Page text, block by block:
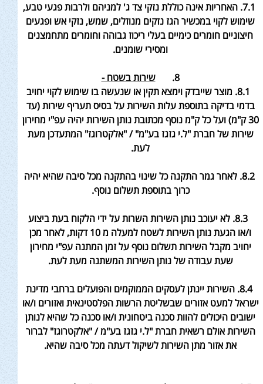
7.1. האחריות אינה כוללת נזקי צד ג' למניהם ולרבות פגעי טבע,
שימוש לקוי במכשיר הגז נזקים מנוזלים, שמש, נזקי אש ופגעים
חיצוניים חומריםכימיים בעלי ריכוז גבוהה וחומרים מתחמצנים
ומסירי שומנים.
8.
שירות בשטח -
8.1. מוצר שייבדק וימצא תקין או שנעשה בו שימוש לקוי יחויב
בדמי בדיקה בתוספת עלות השירות על בסיס תעריף שירות (עד
30 ק"מ
) ועל כל ק"מנוסף מכתובת נותן השירות יהיה עפ"י מחירון
שירות של חברת"ל.י גזגז בע"מ" / "אלקטרוגז" המתעדכן מעת
לעת.
8.2. לאחר גמר התקנה כל שינוי בהתקנה מכל סיבה שהיא יהיה
כרוך בתוספת תשלום נוסף.
8.3. לא יעוכב נותן השירות השרות על ידי הלקוח בעת ביצוע
ו/או הגעת נותן השירות לשטח למעלה מ 10 דקות, לאחר מכן
יחויב מקבל השירות תשלום נוסף עלזמן המתנה עפ"י מחירון
שעת עבודה של נותן השירות המשתנה מעת לעת.
8.4. השירות יינתן לעסקים הממוקמים והפועלים ברחבי מדינת
ישראל למעט אזורים שבשליטת הרשות הפלסטינאית ואזורים ו/או
ישובים היכולים להוות סכנה ביטחונית ו/או סכנה כל שהיא לנותן
השירות אולם רשאית חברת "ל.י גזגז בע"מ / "אלקטרוגז" לברור
את אזור מתן השירותלשיקול דעתה מכל סיבה שהיא.